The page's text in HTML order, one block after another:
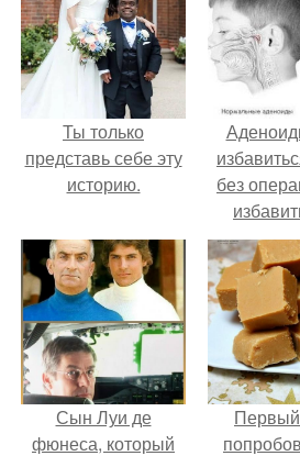
Ты только
представь себе эту
историю.
без
Сын Луи де
фюнеса, который